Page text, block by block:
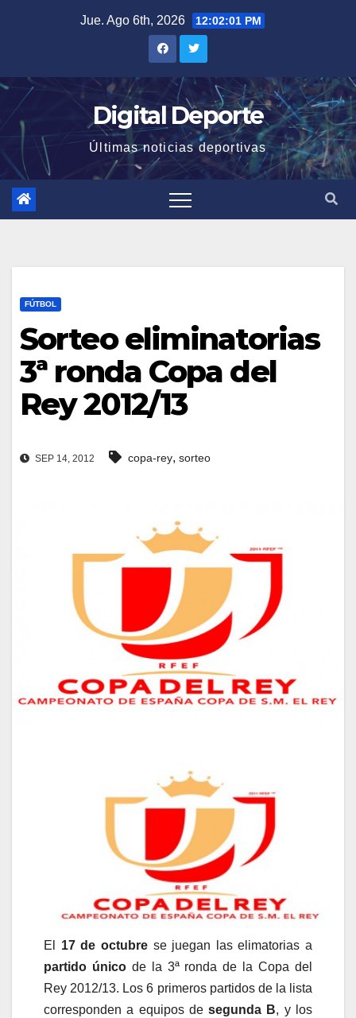
Jue. Ago 6th, 2026 12:02:02 PM
Digital Deporte
Últimas noticias deportivas
FÚTBOL
Sorteo eliminatorias
3ª ronda Copa del
Rey 2012/13
SEP 14, 2012 copa-rey, sorteo
El 17 de octubrese juegan las elimatorias a
partido únicode la 3ª ronda de la Copa del
Rey 2012/13. Los 6 primeros partidos de la lista
corresponden a equipos desegunda B, y los